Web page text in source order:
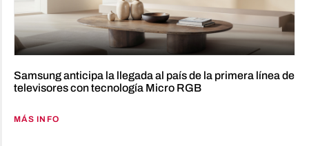
Samsung anticipa la llegada al país de la primera línea de
televisores con tecnología Micro RGB
MÁS INFO